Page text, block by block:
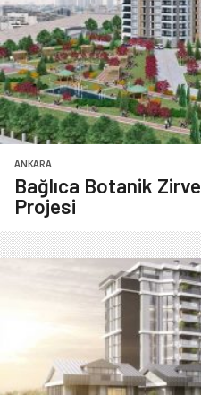
ANKARA
Bağlıca Botanik
Projesi